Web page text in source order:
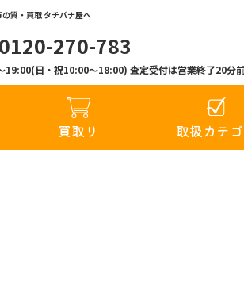
質・買取 タチバナ屋へ
0120-270-783
19:00(日・祝10:00〜18:00) 査定受付は営業終了20分
買取り 取扱カテ